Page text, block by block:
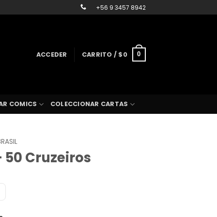
+56 9 3457 8942
ACCEDER CARRITO / $0 0
COMICS COLECCIONAR CARTAS
50 Cruzeiros